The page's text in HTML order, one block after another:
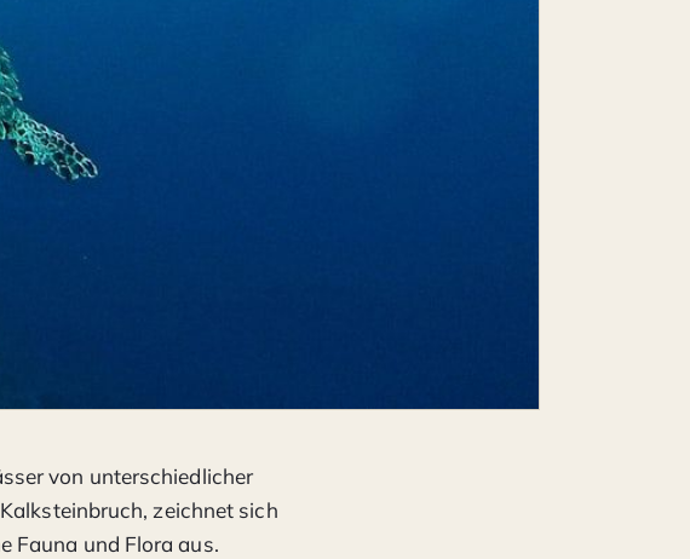
von unterschiedlicher
zeichnet sich
Fauna und Flora aus.